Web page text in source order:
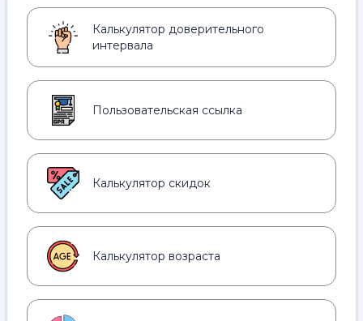
Калькулятор доверительного
интервала
Пользовательская ссылка
Калькулятор скидок
Калькулятор возраста